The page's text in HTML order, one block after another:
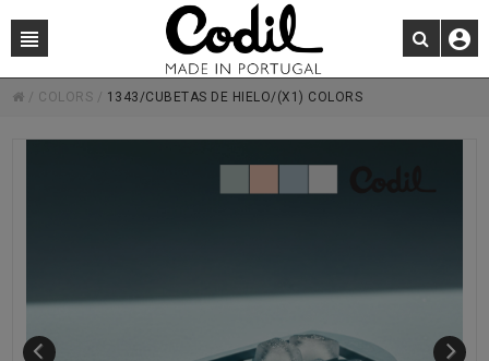
/ COLORS / 1343/CUBETAS DE HIELO/(X1) COLORS